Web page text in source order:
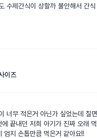
수제간식이 상할까 불안해서 간식
이즈
너무 적은거 아닌가 싶었는데 칠면
끝내던 저희 아기가 진짜 오래 먹
엄지 손톱만큼 먹은거 같아요!!